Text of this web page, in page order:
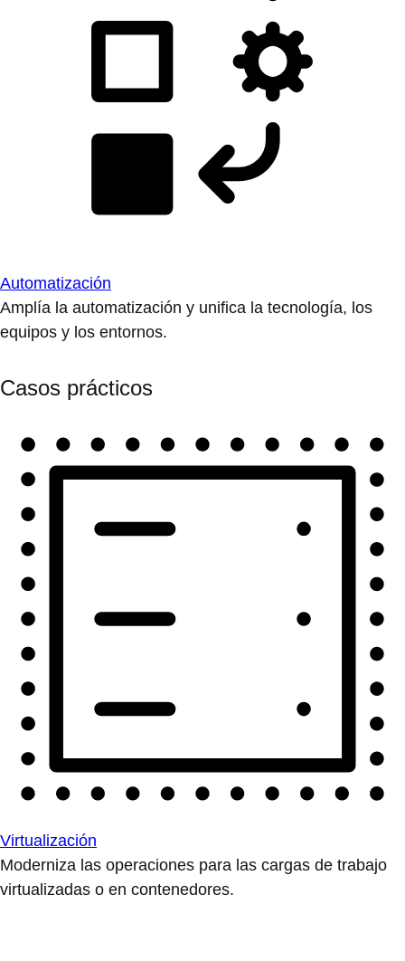
Automatización
Amplía la automatización y unifica la tecnología, los
equipos y los entornos.
Casos prácticos
Virtualización
Moderniza las operaciones para las cargas de trabajo
virtualizadas o en contenedores.